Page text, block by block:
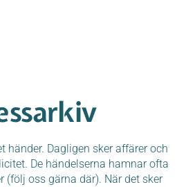
händer. Dagligen sker affärer och
De händelserna hamnar ofta
(följ oss gärna där). När det sker